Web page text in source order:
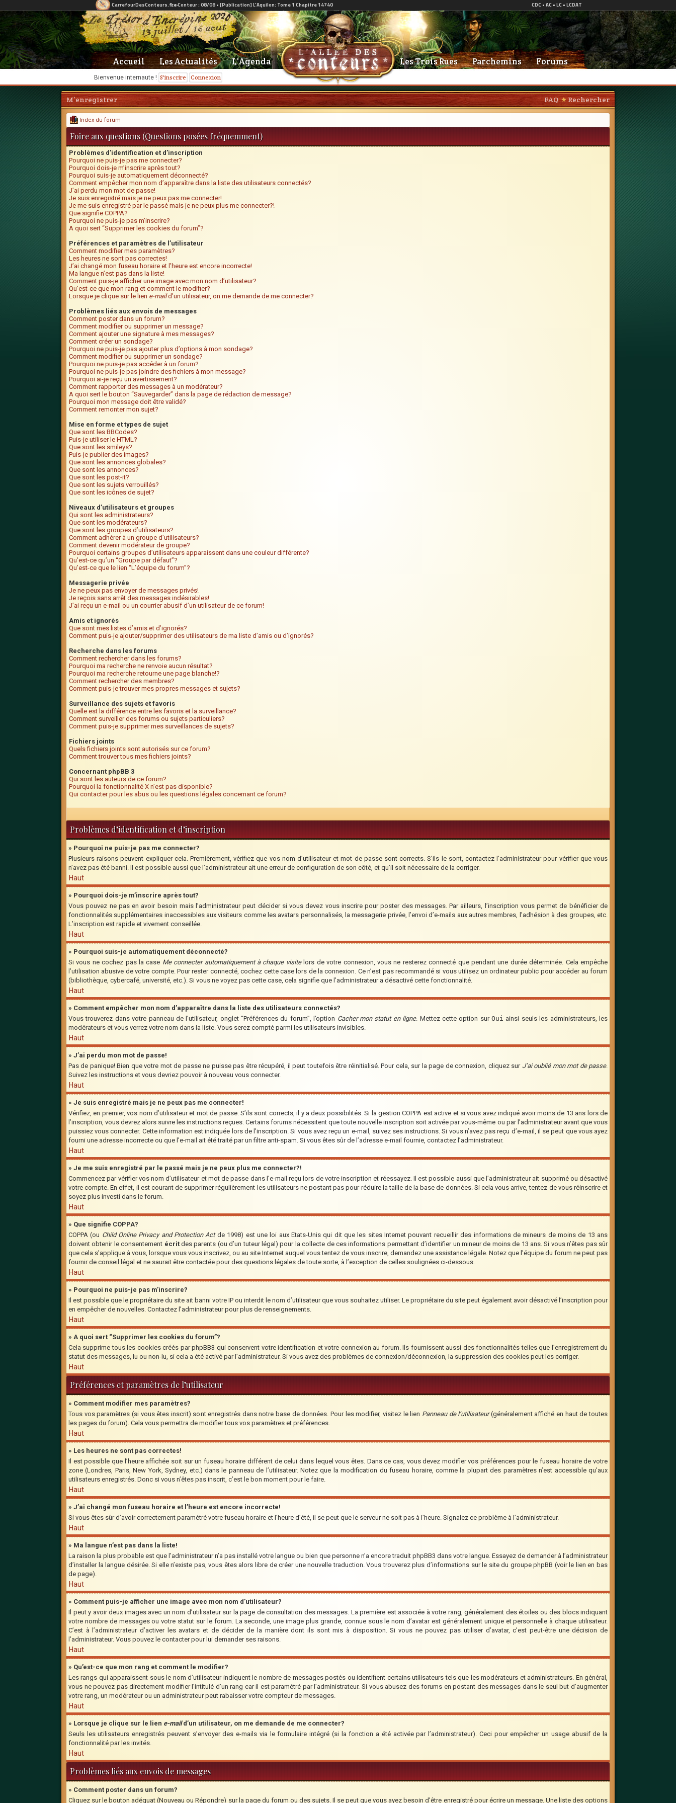
Bienvenue internaute ! S'inscrire Connexion
Accueil Les Actualités L'Agenda Les Trois Rues Parchemins Forums
FAQ Rechercher
M’enregistrer
Index du forum
Foire aux questions (Questions posées fréquemment)
Problèmes d’identification et d’inscription
Pourquoi ne puis-je pas me connecter?
Pourquoi dois-je m’inscrire après tout?
Pourquoi suis-je automatiquement déconnecté?
Comment empêcher mon nom d’apparaître dans la liste des utilisateurs connectés?
J’ai perdu mon mot de passe!
Je suis enregistré mais je ne peux pas me connecter!
Je me suis enregistré par le passé mais je ne peux plus me connecter?!
Que signifie COPPA?
Pourquoi ne puis-je pas m’inscrire?
A quoi sert “Supprimer les cookies du forum”?
Préférences et paramètres de l’utilisateur
Comment modifier mes paramètres?
Les heures ne sont pas correctes!
J’ai changé mon fuseau horaire et l’heure est encore incorrecte!
Ma langue n’est pas dans la liste!
Comment puis-je afficher une image avec mon nom d’utilisateur?
Qu’est-ce que mon rang et comment le modifier?
Lorsque je clique sur le lien e-maild’un utilisateur, on me demande de me connecter?
Problèmes liés aux envois de messages
Comment poster dans un forum?
Comment modifier ou supprimer un message?
Comment ajouter une signature à mes messages?
Comment créer un sondage?
Pourquoi ne puis-je pas ajouter plus d’options à mon sondage?
Comment modifier ou supprimer un sondage?
Pourquoi ne puis-je pas accéder à un forum?
Pourquoi ne puis-je pas joindre des fichiers à mon message?
Pourquoi ai-je reçu un avertissement?
Comment rapporter des messages à un modérateur?
A quoi sert le bouton “Sauvegarder” dans la page de rédaction de message?
Pourquoi mon message doit être validé?
Comment remonter mon sujet?
Mise en forme et types de sujet
Que sont les BBCodes?
Puis-je utiliser le HTML?
Que sont les smileys?
Puis-je publier des images?
Que sont les annonces globales?
Que sont les annonces?
Que sont les post-it?
Que sont les sujets verrouillés?
Que sont les icônes de sujet?
Niveaux d’utilisateurs et groupes
Qui sont les administrateurs?
Que sont les modérateurs?
Que sont les groupes d’utilisateurs?
Comment adhérer à un groupe d’utilisateurs?
Comment devenir modérateur de groupe?
Pourquoi certains groupes d’utilisateurs apparaissent dans une couleur différente?
Qu’est-ce qu’un “Groupe par défaut”?
Qu’est-ce que le lien “L’équipe du forum”?
Messagerie privée
Je ne peux pas envoyer de messages privés!
Je reçois sans arrêt des messages indésirables!
J’ai reçu un e-mail ou un courrier abusif d’un utilisateur de ce forum!
Amis et ignorés
Que sont mes listes d’amis et d’ignorés?
Comment puis-je ajouter/supprimer des utilisateurs de ma liste d’amis ou d’ignorés?
Recherche dans les forums
Comment rechercher dans les forums?
Pourquoi ma recherche ne renvoie aucun résultat?
Pourquoi ma recherche retourne une page blanche!?
Comment rechercher des membres?
Comment puis-je trouver mes propres messages et sujets?
Surveillance des sujets et favoris
Quelle est la différence entre les favoris et la surveillance?
Comment surveiller des forums ou sujets particuliers?
Comment puis-je supprimer mes surveillances de sujets?
Fichiers joints
Quels fichiers joints sont autorisés sur ce forum?
Comment trouver tous mes fichiers joints?
Concernant phpBB 3
Qui sont les auteurs de ce forum?
Pourquoi la fonctionnalité X n’est pas disponible?
Qui contacter pour les abus ou les questions légales concernant ce forum?
Problèmes d’identification et d’inscription
» Pourquoi ne puis-je pas me connecter?
Plusieurs raisons peuvent expliquer cela. Premièrement, vérifiez que vos nom d’utilisateur et mot de passe sont corrects. S’ils le sont, contactez l’administrateur pour vérifier que vous
n’avez pas été banni. Il est possible aussi que l’administrateur ait une erreur de configuration de son côté, et qu’il soit nécessaire de la corriger.
Haut
» Pourquoi dois-je m’inscrire après tout?
Vous pouvez ne pas en avoir besoin mais l’administrateur peut décider si vous devez vous inscrire pour poster des messages. Par ailleurs, l’inscription vous permet de bénéficier de
fonctionnalités supplémentaires inaccessibles aux visiteurs comme les avatars personnalisés, la messagerie privée, l’envoi d’e-mails aux autres membres, l’adhésion à des groupes, etc.
L’inscription est rapide et vivement conseillée.
Haut
» Pourquoi suis-je automatiquement déconnecté?
Si vous ne cochez pas la case Me connecter automatiquement à chaque visitelors de votre connexion, vous ne resterez connecté que pendant une durée déterminée. Cela empêche
l’utilisation abusive de votre compte. Pour rester connecté, cochez cette case lors de la connexion. Ce n’est pas recommandé si vous utilisez un ordinateur public pour accéder au forum
(bibliothèque, cybercafé, université, etc.). Si vous ne voyez pas cette case, cela signifie que l’administrateur a désactivé cette fonctionnalité.
Haut
» Comment empêcher mon nom d’apparaître dans la liste des utilisateurs connectés?
Vous trouverez dans votre panneau de l’utilisateur, onglet “Préférences du forum”, l’option Cacher mon statut en ligne. Mettez cette option surOui ainsi seuls les administrateurs, les
modérateurs et vous verrez votre nom dans la liste. Vous serez compté parmi les utilisateurs invisibles.
Haut
» J’ai perdu mon mot de passe!
Pas de panique! Bien que votre mot de passe ne puisse pas être récupéré, il peut toutefois être réinitialisé. Pour cela, sur la page de connexion, cliquez sur J’ai oublié mon mot de passe.
Suivez les instructions et vous devriez pouvoir à nouveau vous connecter.
Haut
» Je suis enregistré mais je ne peux pas me connecter!
Vérifiez, en premier, vos nom d’utilisateur et mot de passe. S’ils sont corrects, il y a deux possibilités. Si la gestion COPPA est active et si vous avez indiqué avoir moins de 13 ans lors de
l’inscription, vous devrez alors suivre les instructions reçues. Certains forums nécessitent que toute nouvelle inscription soit activée par vous-même ou par l’administrateur avant que vous
puissiez vous connecter. Cette information est indiquée lors de l’inscription. Si vous avez reçu un e-mail, suivez ses instructions. Si vous n’avez pas reçu d’e-mail, il se peut que vous ayez
fourni une adresse incorrecte ou que l’e-mail ait été traité par un filtre anti-spam. Si vous êtes sûr de l’adresse e-mail fournie, contactez l’administrateur.
Haut
» Je me suis enregistré par le passé mais je ne peux plus me connecter?!
Commencez par vérifier vos nom d’utilisateur et mot de passe dans l’e-mail reçu lors de votre inscription et réessayez. Il est possible aussi que l’administrateur ait supprimé ou désactivé
votre compte. En effet, il est courant de supprimer régulièrement les utilisateurs ne postant pas pour réduire la taille de la base de données. Si cela vous arrive, tentez de vous réinscrire et
soyez plus investi dans le forum.
Haut
» Que signifie COPPA?
COPPA (ou Child Online Privacy and Protection Actde 1998) est une loi aux Etats-Unis qui dit que les sites Internet pouvant recueillir des informations de mineurs de moins de 13 ans
doivent obtenir le consentement écritdes parents (ou d’un tuteur légal) pour la collecte de ces informations permettant d’identifier un mineur de moins de 13 ans. Si vous n’êtes pas sûr
que cela s’applique à vous, lorsque vous vous inscrivez, ou au site Internet auquel vous tentez de vous inscrire, demandez une assistance légale. Notez que l’équipe du forum ne peut pas
fournir de conseil légal et ne saurait être contactée pour des questions légales de toute sorte, à l’exception de celles soulignées ci-dessous.
Haut
» Pourquoi ne puis-je pas m’inscrire?
Il est possible que le propriétaire du site ait banni votre IP ou interdit le nom d’utilisateur que vous souhaitez utiliser. Le propriétaire du site peut également avoir désactivé l’inscription pour
en empêcher de nouvelles. Contactez l’administrateur pour plus de renseignements.
Haut
» A quoi sert “Supprimer les cookies du forum”?
Cela supprime tous les cookies créés par phpBB3 qui conservent votre identification et votre connexion au forum. Ils fournissent aussi des fonctionnalités telles que l’enregistrement du
statut des messages, lu ou non-lu, si cela a été activé par l’administrateur. Si vous avez des problèmes de connexion/déconnexion, la suppression des cookies peut les corriger.
Haut
Préférences et paramètres de l’utilisateur
» Comment modifier mes paramètres?
Tous vos paramètres (si vous êtes inscrit) sont enregistrés dans notre base de données. Pour les modifier, visitez le lien Panneau de l’utilisateur(généralement affiché en haut de toutes
les pages du forum). Cela vous permettra de modifier tous vos paramètres et préférences.
Haut
» Les heures ne sont pas correctes!
Il est possible que l’heure affichée soit sur un fuseau horaire différent de celui dans lequel vous êtes. Dans ce cas, vous devez modifier vos préférences pour le fuseau horaire de votre
zone (Londres, Paris, New York, Sydney, etc.) dans le panneau de l’utilisateur. Notez que la modification du fuseau horaire, comme la plupart des paramètres n’est accessible qu’aux
utilisateurs enregistrés. Donc si vous n’êtes pas inscrit, c’est le bon moment pour le faire.
Haut
» J’ai changé mon fuseau horaire et l’heure est encore incorrecte!
Si vous êtes sûr d’avoir correctement paramétré votre fuseau horaire et l’heure d’été, il se peut que le serveur ne soit pas à l’heure. Signalez ce problème à l’administrateur.
Haut
» Ma langue n’est pas dans la liste!
La raison la plus probable est que l’administrateur n’a pas installé votre langue ou bien que personne n’a encore traduit phpBB3 dans votre langue. Essayez de demander à l’administrateur
d’installer la langue désirée. Si elle n’existe pas, vous êtes alors libre de créer une nouvelle traduction. Vous trouverez plus d’informations sur le site du groupe phpBB (voir le lien en bas
de page).
Haut
» Comment puis-je afficher une image avec mon nom d’utilisateur?
Il peut y avoir deux images avec un nom d’utilisateur sur la page de consultation des messages. La première est associée à votre rang, généralement des étoiles ou des blocs indiquant
votre nombre de messages ou votre statut sur le forum. La seconde, une image plus grande, connue sous le nom d’avatar est généralement unique et personnelle à chaque utilisateur.
C’est à l’administrateur d’activer les avatars et de décider de la manière dont ils sont mis à disposition. Si vous ne pouvez pas utiliser d’avatar, c’est peut-être une décision de
l’administrateur. Vous pouvez le contacter pour lui demander ses raisons.
Haut
» Qu’est-ce que mon rang et comment le modifier?
Les rangs qui apparaissent sous le nom d’utilisateur indiquent le nombre de messages postés ou identifient certains utilisateurs tels que les modérateurs et administrateurs. En général,
vous ne pouvez pas directement modifier l’intitulé d’un rang car il est paramétré par l’administrateur. Si vous abusez des forums en postant des messages dans le seul but d’augmenter
votre rang, un modérateur ou un administrateur peut rabaisser votre compteur de messages.
Haut
» Lorsque je clique sur le lien e-maild’un utilisateur, on me demande de me connecter?
Seuls les utilisateurs enregistrés peuvent s’envoyer des e-mails via le formulaire intégré (si la fonction a été activée par l’administrateur). Ceci pour empêcher un usage abusif de la
fonctionnalité par les invités.
Haut
Problèmes liés aux envois de messages
» Comment poster dans un forum?
Cliquez sur le bouton adéquat (Nouveau ou Répondre) sur la page du forum ou des sujets. Il se peut que vous ayez besoin d’être enregistré pour écrire un message. Une liste des options